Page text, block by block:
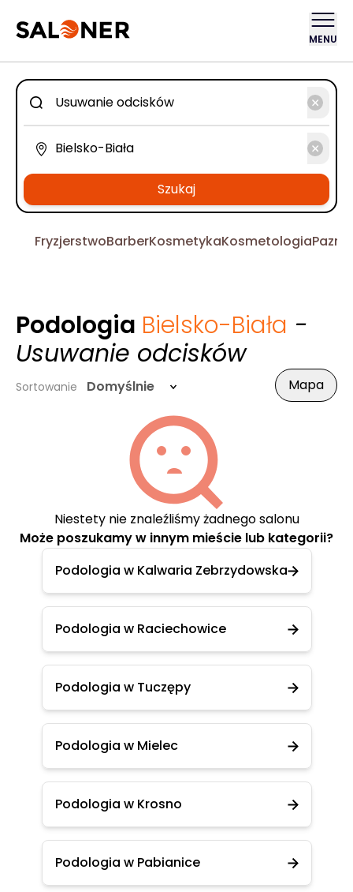
MENU
Szukaj
FryzjerstwoBarberKosmetykaKosmetologia
Podologia Bielsko-Biała -
Usuwanie odcisków
Sortowanie Domyślnie Mapa
Niestety nie znaleźliśmy żadnego salonu
Może poszukamy w innym mieście lub kategorii?
Podologia w Kalwaria Zebrzydowska
Podologia w Raciechowice
Podologia w Tuczępy
Podologia w Mielec
Podologia w Krosno
Podologia w Pabianice